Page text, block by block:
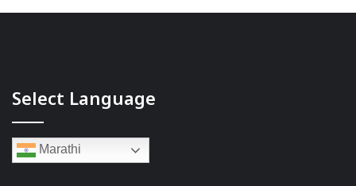
Select Language
Marathi